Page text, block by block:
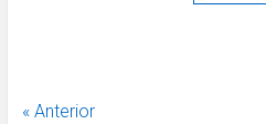
« Anterior